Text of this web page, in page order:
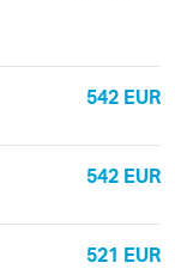
542 EUR
542 EUR
521 EUR